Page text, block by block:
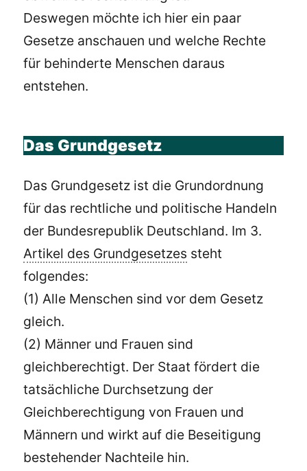
Deswegen möchte ich hier ein paar
Gesetze anschauen und welche Rechte
für behinderte Menschen daraus
entstehen.
Das Grundgesetz
Das Grundgesetz ist die Grundordnung
für das rechtliche und politische Handeln
der Bundesrepublik Deutschland. Im 3.
Artikel des Grundgesetzes steht
folgendes:
(1) Alle Menschen sind vor dem Gesetz
gleich.
(2) Männer und Frauen sind
gleichberechtigt. Der Staat fördert die
tatsächliche Durchsetzung der
Gleichberechtigung von Frauen und
Männern und wirkt auf die Beseitigung
bestehender Nachteile hin.